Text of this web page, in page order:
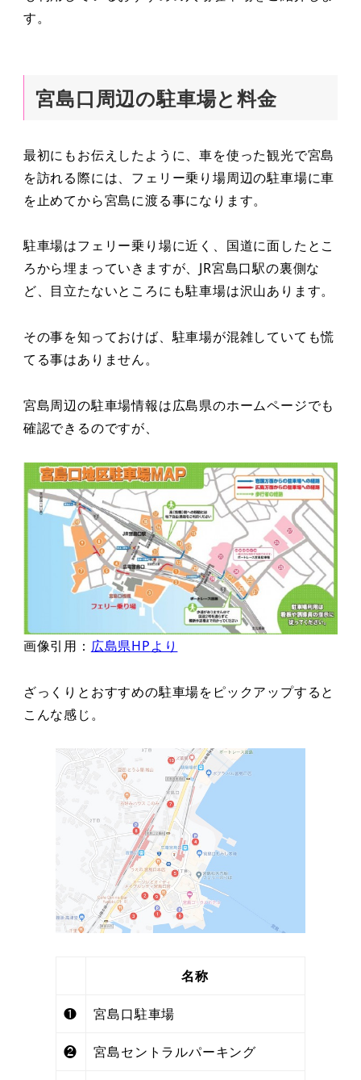
す。
宮島口周辺の駐車場と料金
最初にもお伝えしたように、車を使った観光で宮島
を訪れる際には、フェリー乗り場周辺の駐車場に車
を止めてから宮島に渡る事になります。
駐車場はフェリー乗り場に近く、国道に面したとこ
ろから埋まっていきますが、JR宮島口駅の裏側な
ど、目立たないところにも駐車場は沢山あります。
その事を知っておけば、駐車場が混雑していても慌
てる事はありません。
宮島周辺の駐車場情報は広島県のホームページでも
確認できるのですが、
画像引用： 広島県HPより
ざっくりとおすすめの駐車場をピックアップすると
こんな感じ。
名称
❶ 宮島口駐車場
❷ 宮島セントラルパーキング